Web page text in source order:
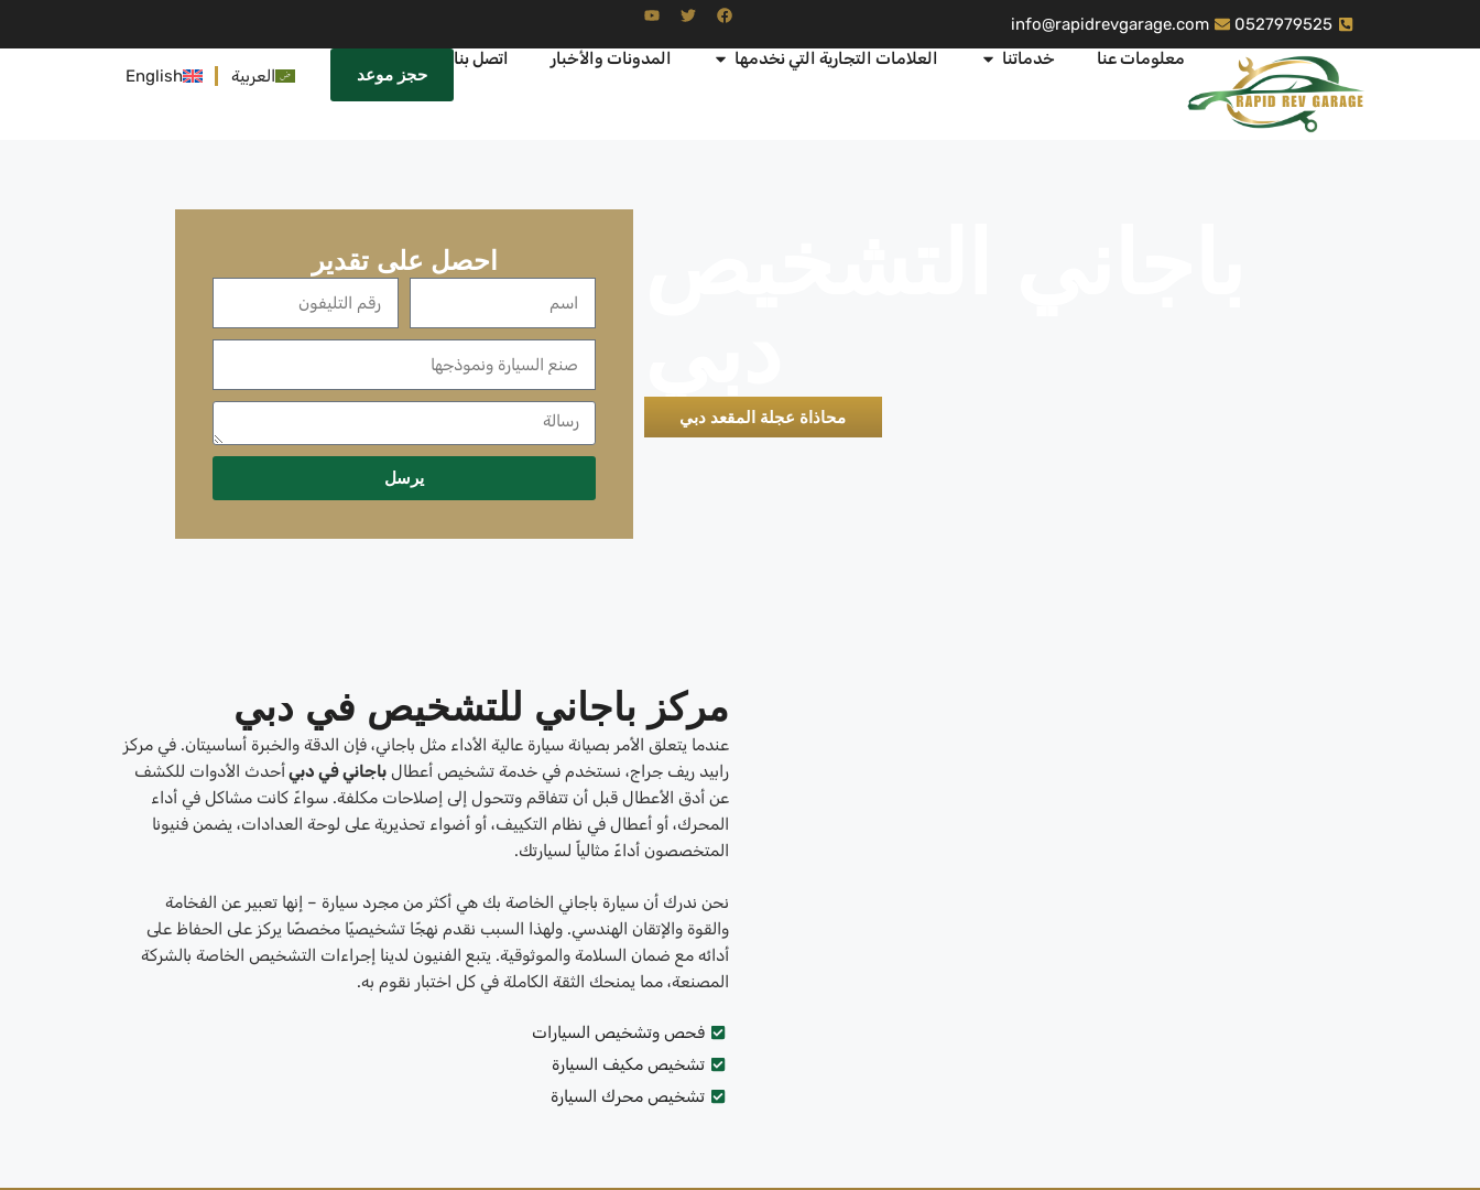
0527979525
info@rapidrevgarage.com
معلومات عنا
خدماتنا العلامات التجارية التي نخدمها المدونات والأخبار اتصل بنا
حجز موعد العربية English
محاذاة عجلة المقعد دبي
احصل على تقدير
يرسل
مركز باجاني للتشخيص في دبي
عندما يتعلق الأمر بصيانة سيارة عالية الأداء مثل باجاني، فإن الدقة والخبرة أساسيتان. في مركز
رابيد ريف جراج، نستخدم في خدمة تشخيص أعطال باجاني في دبيأحدث الأدوات للكشف
عن أدق الأعطال قبل أن تتفاقم وتتحول إلى إصلاحات مكلفة. سواءً كانت مشاكل في أداء
المحرك، أو أعطال في نظام التكييف، أو أضواء تحذيرية على لوحة العدادات، يضمن فنيونا
المتخصصون أداءً مثالياً لسيارتك.
نحن ندرك أن سيارة باجاني الخاصة بك هي أكثر من مجرد سيارة – إنها تعبير عن الفخامة
والقوة والإتقان الهندسي. ولهذا السبب نقدم نهجًا تشخيصيًا مخصصًا يركز على الحفاظ على
أدائه مع ضمان السلامة والموثوقية. يتبع الفنيون لدينا إجراءات التشخيص الخاصة بالشركة
المصنعة، مما يمنحك الثقة الكاملة في كل اختبار نقوم به.
فحص وتشخيص السيارات
تشخيص مكيف السيارة
تشخيص محرك السيارة